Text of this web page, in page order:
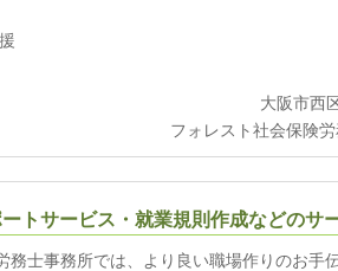
大阪市西
フォレスト社会保険
トサービス・就業規則作成などのサ
務士事務所では、より良い職場作りのお手